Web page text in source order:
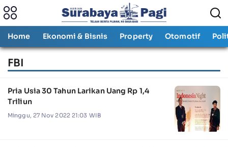
Home Ekonomi & Bisnis Property Otomotif
FBI
Pria Usia 30 Tahun Larikan Uang Rp 1,4
Triliun
Minggu, 27 Nov 2022 21:03 WIB